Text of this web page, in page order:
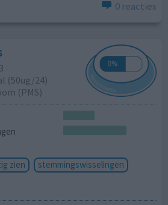
0 reacties
(50ug/24)
(PMS)
zien
stemmingswisselingen